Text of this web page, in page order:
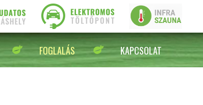
FOGLALÁS KAPCSOLAT